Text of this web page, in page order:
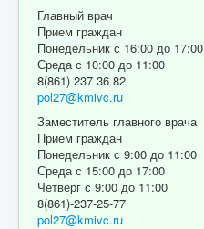
Главный врач
Прием граждан
Понедельник с 16:00 до 17:00
Среда с 10:00 до 11:00
8(861) 237 36 82
pol27@kmivc.ru
Заместитель главного врача
Прием граждан
Понедельник с 9:00 до 11:00
Среда с 15:00 до 17:00
Четверг с 9:00 до 11:00
8(861)-237-25-77
pol27@kmivc.ru